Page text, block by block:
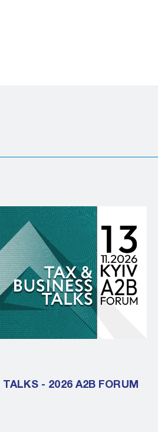
TALKS - 2026 A2B FORUM